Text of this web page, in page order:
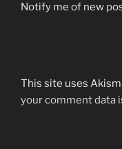
Notify me of new
This site uses
your comment data